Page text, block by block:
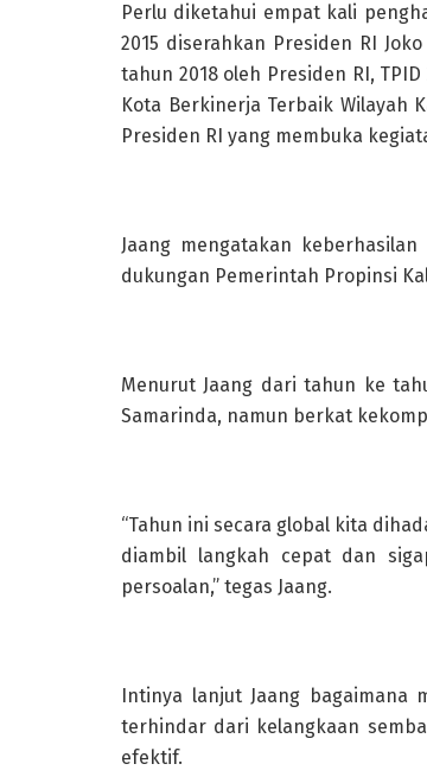
Perlu diketahui empat kali
2015 diserahkan Presiden RI
tahun 2018 oleh Presiden RI,
Kota Berkinerja Terbaik Wilayah
Presiden RI yang membuka
Jaang mengatakan
dukungan Pemerintah Propinsi
Menurut Jaang dari tahun ke
Samarinda, namun berkat
“Tahun ini secara global kita
diambil langkah cepat dan
persoalan,” tegas Jaang.
Intinya lanjut Jaang bagaimana
terhindar dari kelangkaan
efektif.